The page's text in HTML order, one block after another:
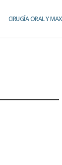
CIRUGÍA ORAL Y